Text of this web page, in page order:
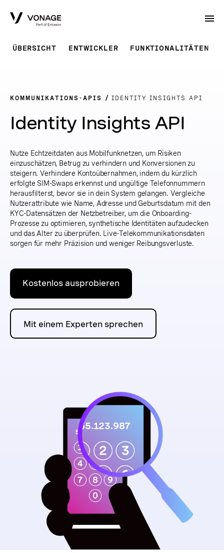
ÜBERSICHT ENTWICKLER FUNKTIONALITÄTEN
KOMMUNIKATIONS-APIS IDENTITY INSIGHTS API
Identity Insights API
Nutze Echtzeitdaten aus Mobilfunknetzen, um Risiken
einzuschätzen, Betrug zu verhindern und Konversionen zu
steigern. Verhindere Kontoübernahmen, indem du kürzlich
erfolgte SIM-Swaps erkennst und ungültige Telefonnummern
herausfilterst, bevor sie in dein System gelangen. Vergleiche
Nutzerattribute wie Name, Adresse und Geburtsdatum mit den
KYC-Datensätzen der Netzbetreiber, um die Onboarding-
Prozesse zu optimieren, synthetische Identitäten aufzudecken
und das Alter zu überprüfen. Live-Telekommunikationsdaten
sorgen für mehr Präzision und weniger Reibungsverluste.
Kostenlos ausprobieren
Mit einem Experten sprechen